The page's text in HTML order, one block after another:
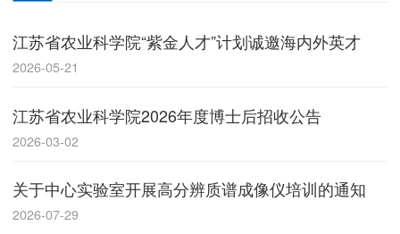
江苏省农业科学院“紫金人才”计划诚邀海内外英才
2026-05-21
江苏省农业科学院2026年度博士后招收公告
2026-03-02
关于中心实验室开展高分辨质谱成像仪培训的通知
2026-07-29